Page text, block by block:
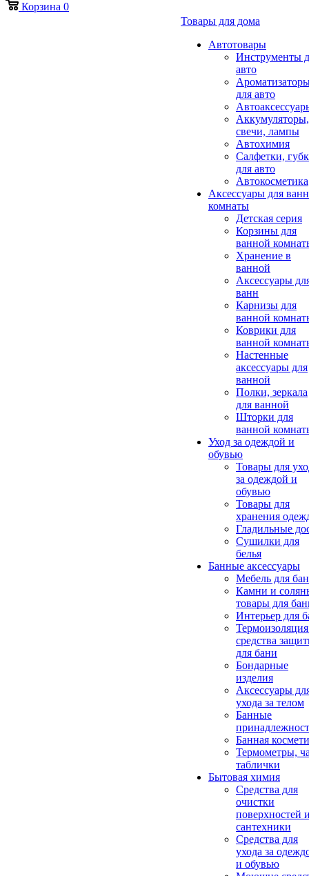
Корзина 0
Товары для дома
Автотовары
Инструменты
авто
для авто
Аккумуляторы,
свечи, лампы
Автохимия
Салфетки,
для авто
Автокосметика
Аксессуары для
комнаты
Детская серия
Корзины для
ванной
Хранение в
ванной
Аксессуары
ванн
Карнизы для
ванной
Коврики для
ванной
Настенные
аксессуары для
ванной
Полки, зеркала
для ванной
Шторки для
ванной
Уход за одеждой и
обувью
Товары для
за одеждой и
обувью
Товары для
хранения
Гладильные
Сушилки для
белья
Банные аксессуары
Мебель для
Камни и
товары для
Интерьер для
средства
для бани
Бондарные
изделия
Аксеcсуары
ухода за телом
Банные
Банная
Термометры,
таблички
Бытовая химия
Средства для
очистки
поверхностей
сантехники
Средства для
ухода за
и обувью